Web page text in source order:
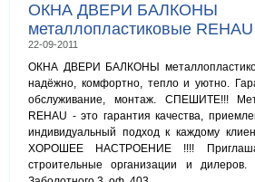
ОКНА ДВЕРИ БАЛКОНЫ
металлопластиковые REHAU
22-09-2011
ОКНА ДВЕРИ БАЛКОНЫ
надёжно, комфортно, тепло и уютно.
обслуживание, монтаж. СПЕШИТЕ!!!
REHAU - это гарантия качества,
индивидуальный подход к каждому
ХОРОШЕЕ НАСТРОЕНИЕ !!!!
строительные организации и